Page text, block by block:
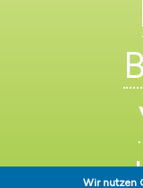
Wir nutzen